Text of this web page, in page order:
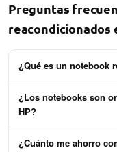
Preguntas
reacondicionados
¿Qué es un notebook
corporativo que pasó por
profunda, reemplazo de
venta funciona al 100%,
¿Los notebooks son
HP?
(Lenovo ThinkPad, Dell
¿Cuánto me ahorro